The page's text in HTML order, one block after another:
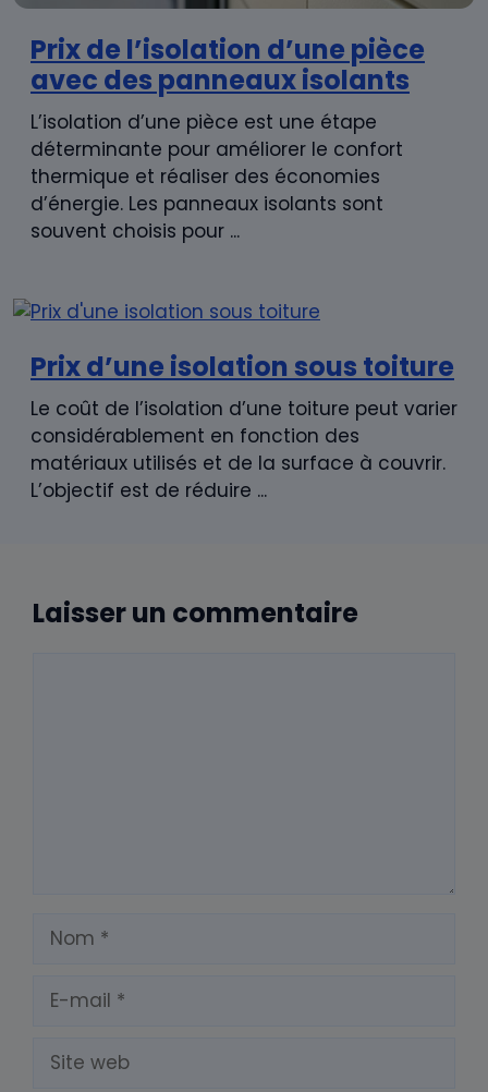
Prix de l’isolation d’une pièce
avec des panneaux isolants
L’isolation d’une pièce est une étape
déterminante pour améliorer le confort
thermique et réaliser des économies
d’énergie. Les panneaux isolants sont
souvent choisis pour ...
Prix d’une isolation sous toiture
Le coût de l’isolation d’une toiture peut varier
considérablement en fonction des
matériaux utilisés et de la surface à couvrir.
L’objectif est de réduire ...
Laisser un commentaire
Nom
mail
Site
web